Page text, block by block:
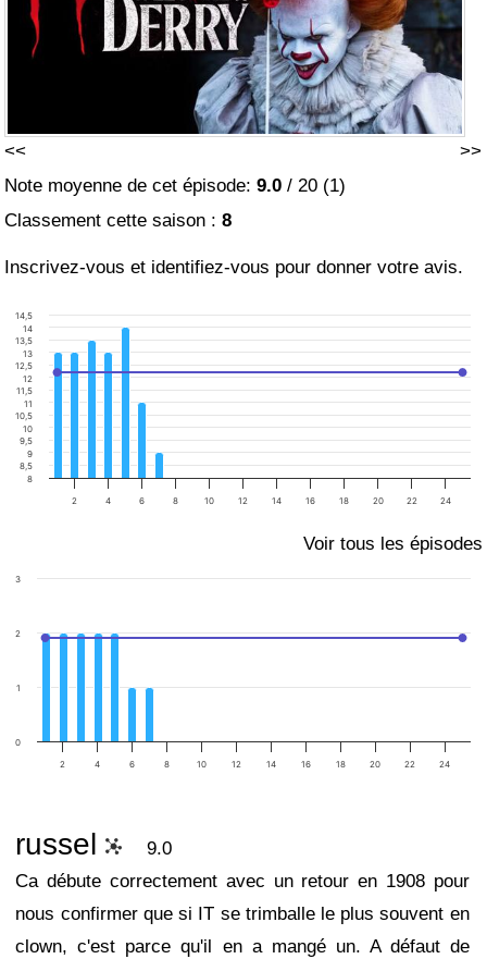
<<
>>
Note moyenne de cet épisode:9.0 / 20 (1)
Classement cette saison :8
Inscrivez-vous et identifiez-vous pour donner votre avis.
2 4 6 8 10 12 14 16 18 20 22 24
8
8,5
9
9,5
10
10,5
11
11,5
12
12,5
13
13,5
14
14,5
Voir tous les épisodes
2 4 6 8 10 12 14 16 18 20 22 24
0
1
2
3
russel
9.0
Ca débute correctement avec un retour en 1908 pour
nous confirmer que si IT se trimballe le plus souvent en
clown, c'est parce qu'il en a mangé un. A défaut de